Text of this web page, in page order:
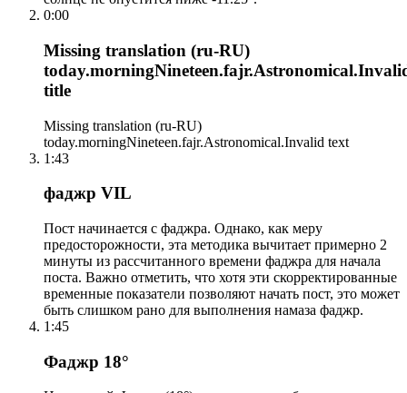
0:00
Missing translation (ru-RU)
title
Missing translation (ru-RU)
today.morningNineteen.fajr.Astronomical.Invalid text
1:43
фаджр VIL
Пост начинается с фаджра. Однако, как меру
предосторожности, эта методика вычитает примерно 2
минуты из рассчитанного времени фаджра для начала
поста. Важно отметить, что хотя эти скорректированные
временные показатели позволяют начать пост, это может
быть слишком рано для выполнения намаза фаджр.
1:45
Фаджр 18°